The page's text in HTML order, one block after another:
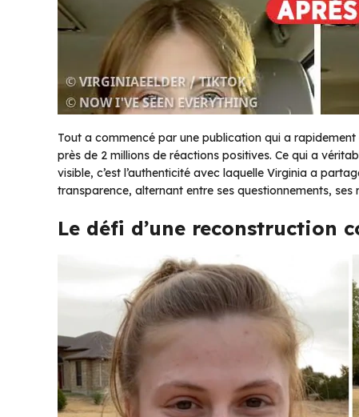
Tout a commencé par une publication qui a
près de 2 millions de réactions positives. Ce qui a
visible, c’est l’authenticité avec laquelle Virginia a
transparence, alternant entre ses questionnements,
Le défi d’une reconstruction